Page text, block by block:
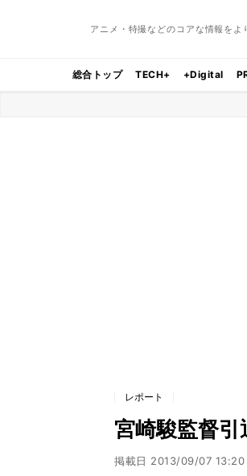
アニメ・特撮などのコアな情報をよ
総合トップ TECH+ +Digital
レポート
宮崎駿監督
掲載日 2013/09/07 13:20